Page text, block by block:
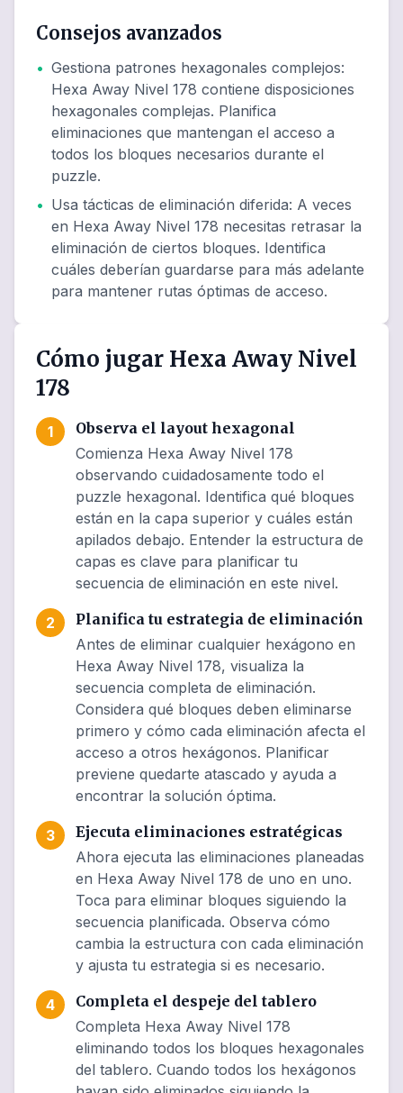
Consejos avanzados
• Gestiona patrones hexagonales complejos:
Hexa Away Nivel 178 contiene disposiciones
hexagonales complejas. Planifica
eliminaciones que mantengan el acceso a
todos los bloques necesarios durante el
puzzle.
• Usa tácticas de eliminación diferida: A veces
en Hexa Away Nivel 178 necesitas retrasar la
eliminación de ciertos bloques. Identifica
cuáles deberían guardarse para más adelante
para mantener rutas óptimas de acceso.
Cómo jugar Hexa Away Nivel
178
1
Observa el layout hexagonal
Comienza Hexa Away Nivel 178
observando cuidadosamente todo el
puzzle hexagonal. Identifica qué bloques
están en la capa superior y cuáles están
apilados debajo. Entender la estructura de
capas es clave para planificar tu
secuencia de eliminación en este nivel.
2
Planifica tu estrategia de eliminación
Antes de eliminar cualquier hexágono en
Hexa Away Nivel 178, visualiza la
secuencia completa de eliminación.
Considera qué bloques deben eliminarse
primero y cómo cada eliminación afecta el
acceso a otros hexágonos. Planificar
previene quedarte atascado y ayuda a
encontrar la solución óptima.
3
Ejecuta eliminaciones estratégicas
Ahora ejecuta las eliminaciones planeadas
en Hexa Away Nivel 178 de uno en uno.
Toca para eliminar bloques siguiendo la
secuencia planificada. Observa cómo
cambia la estructura con cada eliminación
y ajusta tu estrategia si es necesario.
4
Completa el despeje del tablero
Completa Hexa Away Nivel 178
eliminando todos los bloques hexagonales
del tablero. Cuando todos los hexágonos